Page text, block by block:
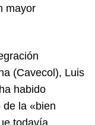
mayor
(Cavecol), Luis
habido
de la «bien
todavía